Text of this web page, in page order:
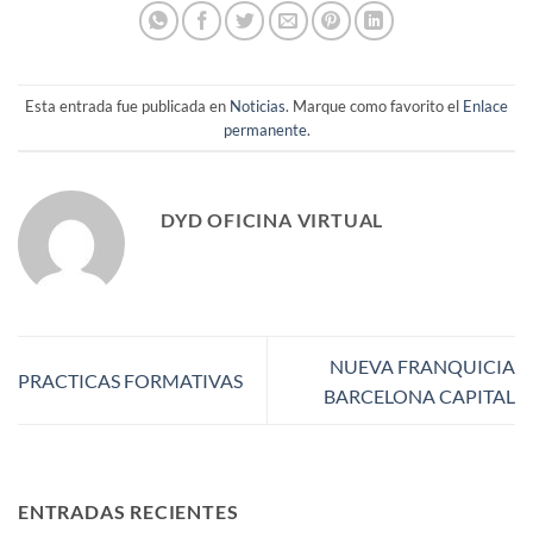
Esta entrada fue publicada en Noticias. Marque como favorito el Enlace
permanente.
DYD OFICINA VIRTUAL
PRACTICAS FORMATIVAS
NUEVA FRANQUICIA
BARCELONA CAPITAL
ENTRADAS RECIENTES